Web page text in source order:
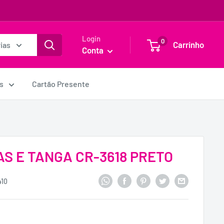
Login
Conta
0 Carrinho
Cartão Presente
E TANGA CR-3618 PRETO